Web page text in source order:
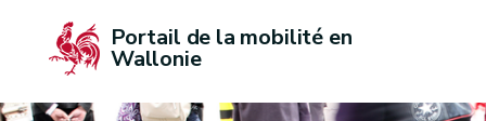
Portail de la mobilité en
Wallonie